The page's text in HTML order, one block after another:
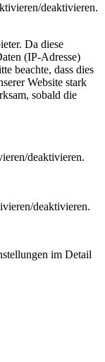
deaktivieren.
Da diese
(IP-Adresse)
beachte, dass dies
Website stark
sobald die
deaktivieren.
deaktivieren.
im Detail